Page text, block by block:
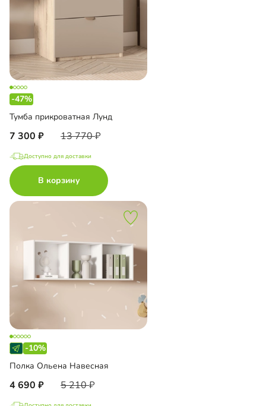
-47%
Тумба прикроватная Лунд
7 300 13 770
Доступно для доставки
В корзину
-10%
Полка Ольена Навесная
4 690 5 210